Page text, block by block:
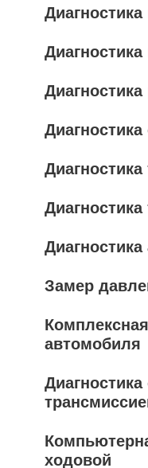
Диагностика
Диагностика
Замер
автомобиля
ходовой